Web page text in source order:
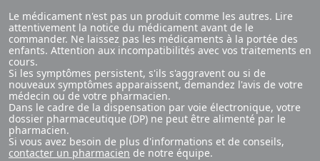
Le médicament n'est pas un produit comme les autres. Lire
attentivement la notice du médicament avant de le
commander. Ne laissez pas les médicaments à la portée des
enfants. Attention aux incompatibilités avec vos traitements en
cours.
Si les symptômes persistent, s'ils s'aggravent ou si de
nouveaux symptômes apparaissent, demandez l'avis de votre
médecin ou de votre pharmacien.
Dans le cadre de la dispensation par voie électronique, votre
dossier pharmaceutique (DP) ne peut être alimenté par le
pharmacien.
Si vous avez besoin de plus d'informations et de conseils,
contacter un pharmacien de notre équipe.